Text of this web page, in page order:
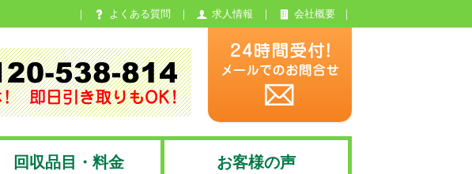
よくある質問 求人情報 会社概要
回収品目・料金 お客様の声